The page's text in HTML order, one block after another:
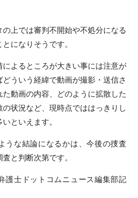
上では審判不開始や不処分になる
になりそうです。
よるところが大きい事には注意が
ういう経緯で動画が撮影・送信さ
動画の内容、どのように拡散した
状況など、現時点でははっきりし
といえます。
うな結論になるかは、今後の捜査
と判断次第です。
護士ドットコムニュース編集部記